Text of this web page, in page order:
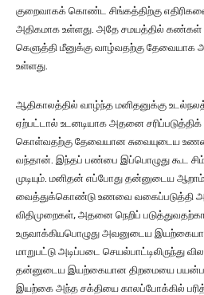
குறைவாகக் கொண்ட சிங்கத்திற்கு
அதிகமாக உள்ளது. அதே சமயத்தில் கண்கள்
கெளுத்தி மீனுக்கு வாழ்வதற்கு தேவையாக
உள்ளது.
ஆதிகாலத்தில் வாழ்ந்த மனிதனுக்கு
ஏற்பட்டால் உடனடியாக அதனை சரிப்படுத்திக்
கொள்வதற்கு தேவையான சுவையுடைய
வந்தான். இந்தப் பண்பை இப்பொழுது கூட
முடியும். மனிதன் எப்போது தன்னுடைய
வைத்துக்கொண்டு உணவை வகைப்படுத்தி
விதிமுறைகள், அதனை நெறிப்
உருவாக்கியபொழுது அவனுடைய
மாறுபட்டு அடிப்படை செயல்பாட்டிலிருந்து
தன்னுடைய இயற்கையான திறமையை
இயற்கை அந்த சக்தியை காலப்போக்கில்